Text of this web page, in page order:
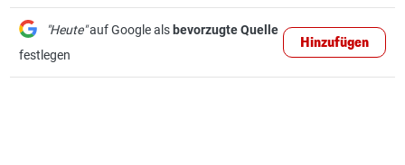
"Heute"auf Google als bevorzugte Quelle
festlegen
Hinzufügen